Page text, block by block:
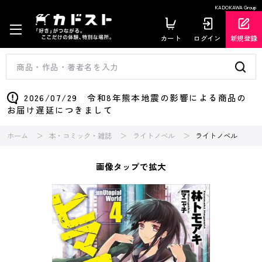
KADOKAWA Group
カート ログイン 新規登録
2026/07/29 令和8年熊本地震の影響による商品の
お届け遅延につきまして
ホーム 本・コミック・雑誌 ライトノベル ライトノベル
画像タップで拡大